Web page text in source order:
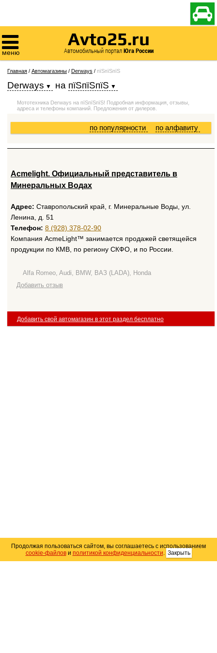


меню
Avto25.ru
Автомобильный порталЮга России
Главная / Автомагазины / Derways / пїЅпїЅпїЅ
Derways на пїЅпїЅпїЅ
Мототехника Derways на пїЅпїЅпїЅ! Подробная информация, отзывы,
адреса и телефоны компаний. Предложения от дилеров.
по алфавиту
по популярности
Acmelight. Официальный представитель в
Минеральных Водах
Адрес: Ставропольский край, г. Минеральные Воды, ул.
Ленина, д. 51
Телефон: 8 (928) 378-02-90
Компания AcmeLight™ занимается продажей светящейся
продукции по КМВ, по региону СКФО, и по России.
Alfa Romeo, Audi, BMW, ВАЗ (LADA), Honda
Добавить отзыв
Добавить свой автомагазин в этот раздел бесплатно
Продолжая пользоваться сайтом, вы соглашаетесь с использованием
cookie-файлови политикой конфиденциальности. Закрыть